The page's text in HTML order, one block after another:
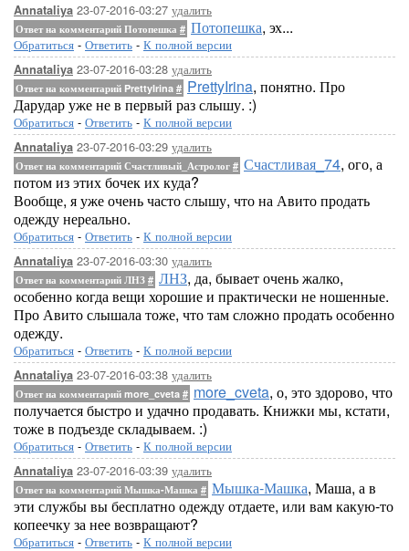
Annataliya 23-07-2016-03:27 удалить
Ответ на комментарий Потопешка # Потопешка, эх...
Обратиться - Ответить - К полной версии
Annataliya 23-07-2016-03:28 удалить
Ответ на комментарий PrettyIrina # PrettyIrina, понятно. Про
Дарудар уже не в первый раз слышу. :)
Обратиться - Ответить - К полной версии
Annataliya 23-07-2016-03:29 удалить
Ответ на комментарий Счастливый_Астролог # Счастливая_74, ого, а
потом из этих бочек их куда?
Вообще, я уже очень часто слышу, что на Авито продать
одежду нереально.
Обратиться - Ответить - К полной версии
Annataliya 23-07-2016-03:30 удалить
Ответ на комментарий ЛНЗ # ЛНЗ, да, бывает очень жалко,
особенно когда вещи хорошие и практически не ношенные.
Про Авито слышала тоже, что там сложно продать особенно
одежду.
Обратиться - Ответить - К полной версии
Annataliya 23-07-2016-03:38 удалить
Ответ на комментарий more_cveta # more_cveta, о, это здорово, что
получается быстро и удачно продавать. Книжки мы, кстати,
тоже в подъезде складываем. :)
Обратиться - Ответить - К полной версии
Annataliya 23-07-2016-03:39 удалить
Ответ на комментарий Мышка-Машка # Мышка-Машка, Маша, а в
эти службы вы бесплатно одежду отдаете, или вам какую-то
копеечку за нее возвращают?
Обратиться - Ответить - К полной версии